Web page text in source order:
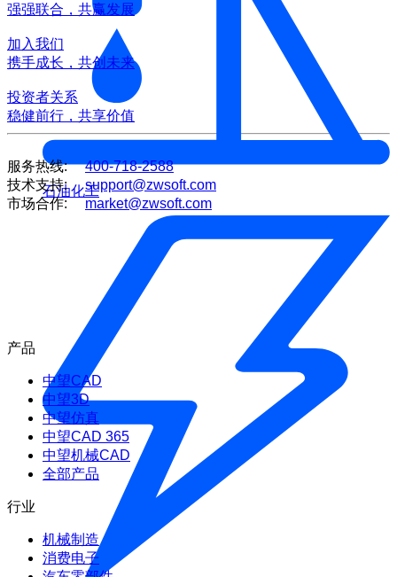
石油化工
强强联合，共赢发展
加入我们
携手成长，共创未来
投资者关系
稳健前行，共享价值
服务热线: 400-718-2588
技术支持: support@zwsoft.com
市场合作:
market@zwsoft.com
产品
中望CAD
中望3D
中望仿真
中望CAD 365
中望机械CAD
全部产品
行业
机械制造
消费电子